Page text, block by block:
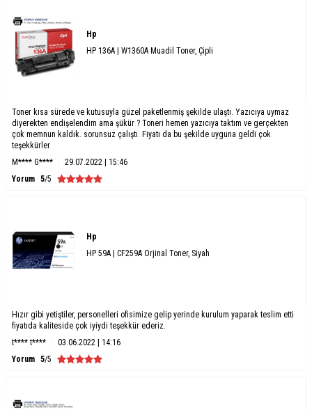
Hp
HP 136A | W1360A Muadil Toner, Çipli
Toner kısa sürede ve kutusuyla güzel paketlenmiş şekilde ulaştı. Yazıcıya uymaz
diyerekten endişelendim ama şükür ? Toneri hemen yazıcıya taktım ve gerçekten
çok memnun kaldık. sorunsuz çalıştı. Fiyatı da bu şekilde uyguna geldi çok
teşekkürler
M**** G****
29.07.2022 | 15:46
Yorum 5/5
Hp
HP 59A | CF259A Orjinal Toner, Siyah
Hızır gibi yetiştiler, personelleri ofisimize gelip yerinde kurulum yaparak teslim etti
fiyatıda kaliteside çok iyiydi teşekkür ederiz.
t**** t****
03.06.2022 | 14:16
Yorum 5/5